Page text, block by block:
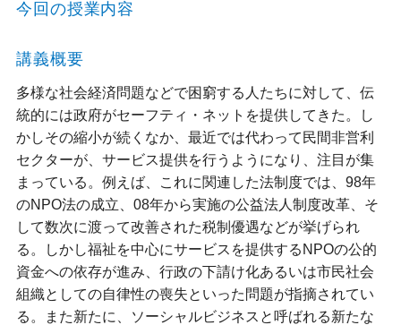
今回の授業内容
講義概要
多様な社会経済問題などで困窮する人たちに対して、伝
統的には政府がセーフティ・ネットを提供してきた。し
かしその縮小が続くなか、最近では代わって民間非営利
セクターが、サービス提供を行うようになり、注目が集
まっている。例えば、これに関連した法制度では、98年
のNPO法の成立、08年から実施の公益法人制度改革、そ
して数次に渡って改善された税制優遇などが挙げられ
る。しかし福祉を中心にサービスを提供するNPOの公的
資金への依存が進み、行政の下請け化あるいは市民社会
組織としての自律性の喪失といった問題が指摘されてい
る。また新たに、ソーシャルビジネスと呼ばれる新たな